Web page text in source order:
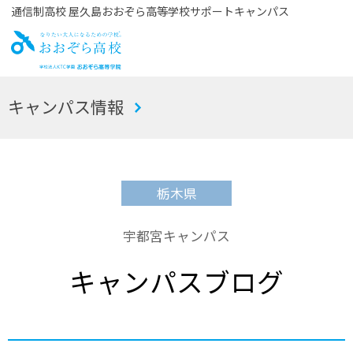
通信制高校 屋久島おおぞら高等学校サポートキャンパス
お
キャンパス情報
栃木県
宇都宮キャンパス
キャンパスブログ